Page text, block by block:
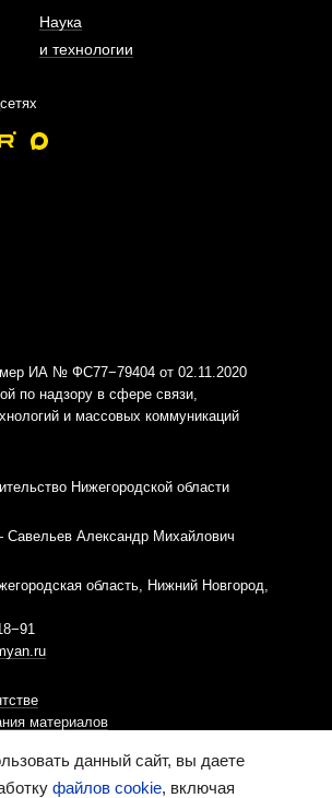
Наука
и технологии
ИА № ФС77−79404 от 02.11.2020
по надзору в сфере связи,
и массовых коммуникаций
Нижегородской области
Савельев Александр Михайлович
область, Нижний Новгород,
материалов
использования «cookies»-файлов
данный сайт, вы даете
файлов cookie, включая